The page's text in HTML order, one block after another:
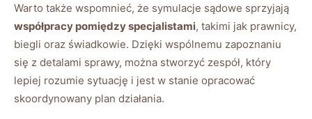
Warto także wspomnieć, że symulacje sądowe sprzyjają
współpracy pomiędzy specjalistami, takimi jak prawnicy,
biegli oraz świadkowie. Dzięki wspólnemu zapoznaniu
się z detalami sprawy, można stworzyć zespół, który
lepiej rozumie sytuację i jest w stanie opracować
skoordynowany plan działania.